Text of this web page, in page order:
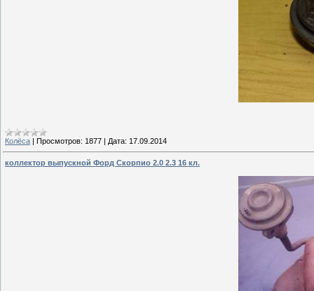
Колёса | Просмотров: 1877 | Дата: 17.09.2014
коллектор выпускной Форд Скорпио 2.0 2.3 16 кл.